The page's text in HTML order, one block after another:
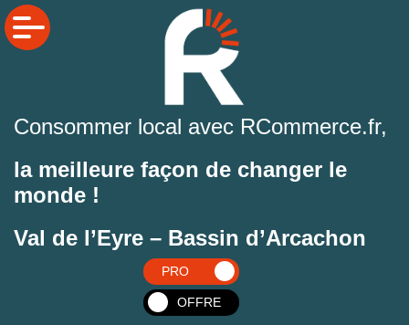
Consommer local avec RCommerce.fr,
la meilleure façon de changer le
monde !
Val de l’Eyre – Bassin d’Arcachon
PRO
OFFRE